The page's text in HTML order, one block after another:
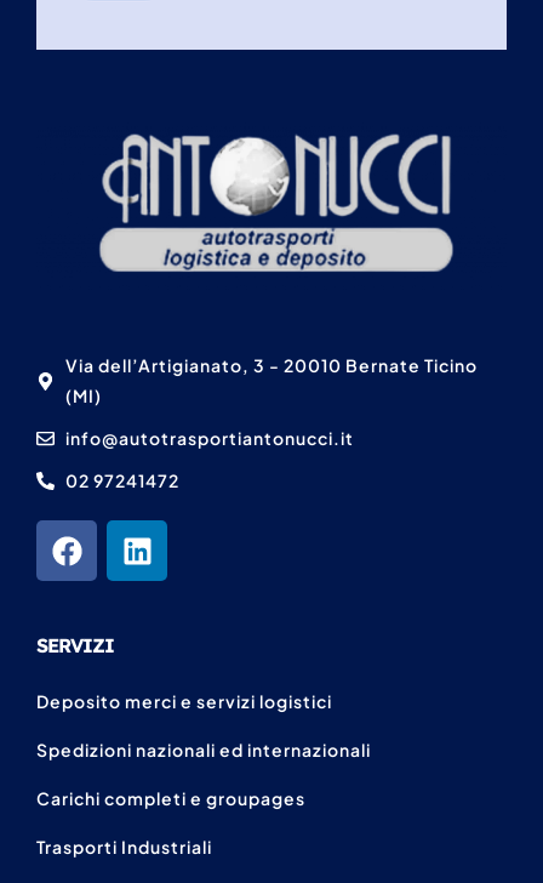
Via dell’Artigianato, 3 - 20010 Bernate Ticino
(MI)
info@autotrasportiantonucci.it
02 97241472
SERVIZI
Deposito merci e servizi logistici
Spedizioni nazionali ed internazionali
Carichi completi e groupages
Trasporti Industriali